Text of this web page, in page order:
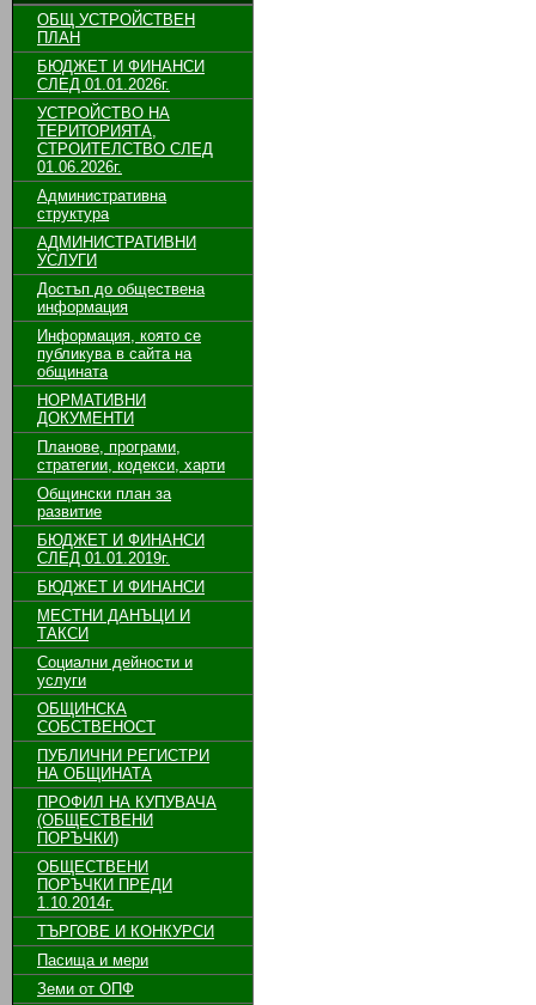
ОБЩ УСТРОЙСТВЕН
ПЛАН
БЮДЖЕТ И ФИНАНСИ
СЛЕД 01.01.2026г.
УСТРОЙСТВО НА
ТЕРИТОРИЯТА,
СТРОИТЕЛСТВО СЛЕД
01.06.2026г.
Административна
структура
АДМИНИСТРАТИВНИ
УСЛУГИ
Достъп до обществена
информация
Информация, която се
публикува в сайта на
общината
НОРМАТИВНИ
ДОКУМЕНТИ
Планове, програми,
стратегии, кодекси, харти
Общински план за
развитие
БЮДЖЕТ И ФИНАНСИ
СЛЕД 01.01.2019г.
БЮДЖЕТ И ФИНАНСИ
МЕСТНИ ДАНЪЦИ И
ТАКСИ
Социални дейности и
услуги
ОБЩИНСКА
СОБСТВЕНОСТ
ПУБЛИЧНИ РЕГИСТРИ
НА ОБЩИНАТА
ПРОФИЛ НА КУПУВАЧА
(ОБЩЕСТВЕНИ
ПОРЪЧКИ)
ОБЩЕСТВЕНИ
ПОРЪЧКИ ПРЕДИ
1.10.2014г.
ТЪРГОВЕ И КОНКУРСИ
Пасища и мери
Земи от ОПФ